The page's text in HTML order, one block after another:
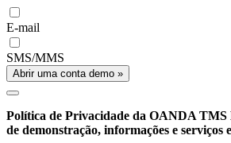
E-mail
SMS/MMS
Abrir uma conta demo »
Política de Privacidade da OANDA TMS
de demonstração, informações e serviços